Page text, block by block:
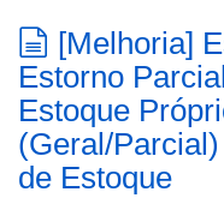
[Melhoria]
Estorno
Estoque
(Geral/
de Estoque